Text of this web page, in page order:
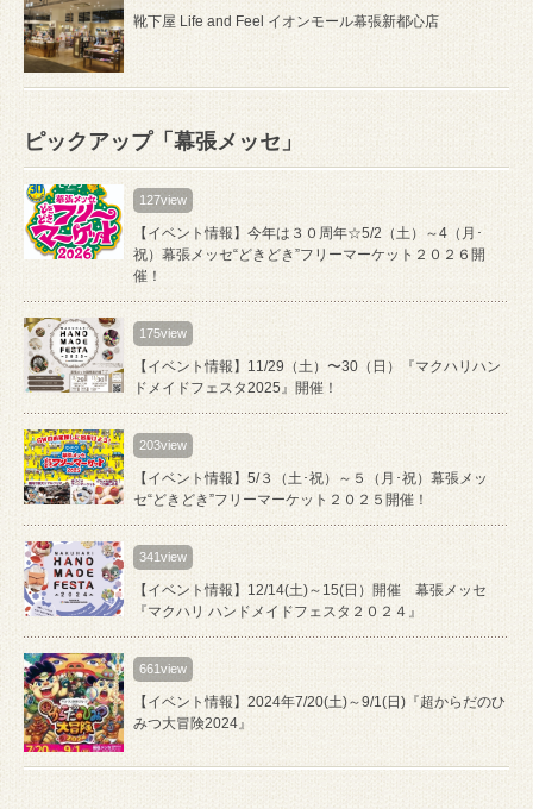
靴下屋 Life and Feel イオンモール幕張新都心店
ピックアップ「幕張メッセ」
127view
【イベント情報】今年は３０周年☆5/2（土）～4（月･
祝）幕張メッセ“どきどき”フリーマーケット２０２６開
催！
175view
【イベント情報】11/29（土）〜30（日）『マクハリハン
ドメイドフェスタ2025』開催！
203view
【イベント情報】5/３（土･祝）～５（月･祝）幕張メッ
セ“どきどき”フリーマーケット２０２５開催！
341view
【イベント情報】12/14(土)～15(日）開催 幕張メッセ
『マクハリ ハンドメイドフェスタ２０２４』
661view
【イベント情報】2024年7/20(土)～9/1(日)『超からだのひ
みつ大冒険2024』